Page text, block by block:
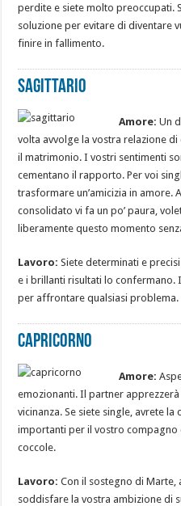
perdite e siete molto preoccupati.
soluzione per evitare di diventare
finire in fallimento.
Sagittario
Amore: Un
volta avvolge la vostra relazione
il matrimonio. I vostri sentimenti
cementano il rapporto. Per voi
trasformare un’amicizia in amore.
consolidato vi fa un po’ paura,
liberamente questo momento
Lavoro: Siete determinati e
e i brillanti risultati lo confermano.
per affrontare qualsiasi problema.
Capricorno
Amore:
emozionanti. Il partner
vicinanza. Se siete single, avrete
importanti per il vostro compagno
coccole.
Lavoro: Con il sostegno di Marte,
soddisfare la vostra ambizione di